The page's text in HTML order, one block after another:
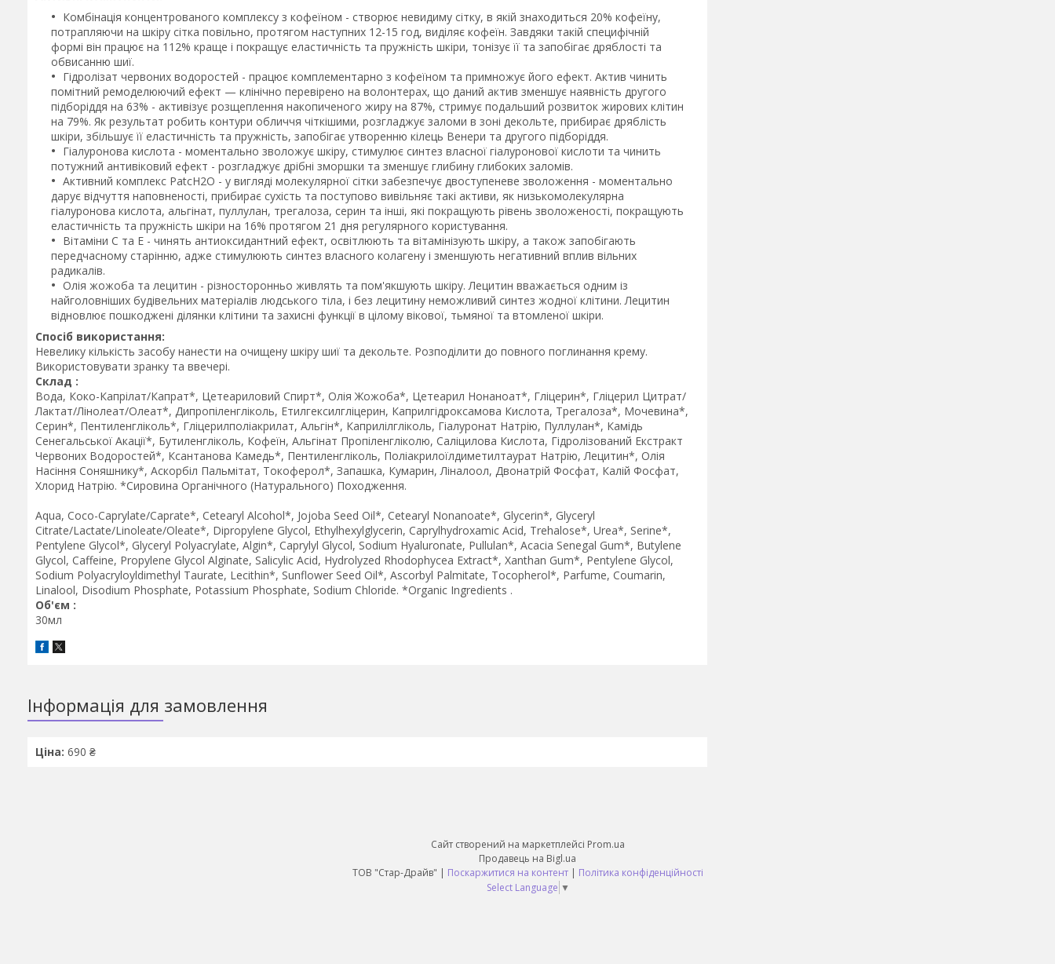
Комбінація концентрованого комплексу з кофеїном - створює невидиму сітку, в якій знаходиться 20% кофеїну,
потрапляючи на шкіру сітка повільно, протягом наступних 12-15 год, виділяє кофеїн. Завдяки такій специфічній
формі він працює на 112% краще і покращує еластичність та пружність шкіри, тонізує її та запобігає дряблості та
обвисанню шиї.
Гідролізат червоних водоростей - працює комплементарно з кофеїном та примножує його ефект. Актив чинить
помітний ремоделюючий ефект — клінічно перевірено на волонтерах, що даний актив зменшує наявність другого
підборіддя на 63% - активізує розщеплення накопиченого жиру на 87%, стримує подальший розвиток жирових клітин
на 79%. Як результат робить контури обличчя чіткішими, розгладжує заломи в зоні декольте, прибирає дряблість
шкіри, збільшує її еластичність та пружність, запобігає утворенню кілець Венери та другого підборіддя.
Гіалуронова кислота - моментально зволожує шкіру, стимулює синтез власної гіалуронової кислоти та чинить
потужний антивіковий ефект - розгладжує дрібні зморшки та зменшує глибину глибоких заломів.
Активний комплекс PatcH2O - у вигляді молекулярної сітки забезпечує двоступеневе зволоження - моментально
дарує відчуття наповненості, прибирає сухість та поступово вивільняє такі активи, як низькомолекулярна
гіалуронова кислота, альгінат, пуллулан, трегалоза, серин та інші, які покращують рівень зволоженості, покращують
еластичність та пружність шкіри на 16% протягом 21 дня регулярного користування.
Вітаміни С та Е - чинять антиоксидантний ефект, освітлюють та вітамінізують шкіру, а також запобігають
передчасному старінню, адже стимулюють синтез власного колагену і зменшують негативний вплив вільних
радикалів.
Олія жожоба та лецитин - різносторонньо живлять та пом'якшують шкіру. Лецитин вважається одним із
найголовніших будівельних матеріалів людського тіла, і без лецитину неможливий синтез жодної клітини. Лецитин
відновлює пошкоджені ділянки клітини та захисні функції в цілому вікової, тьмяної та втомленої шкіри.
Спосіб використання:
Невелику кількість засобу нанести на очищену шкіру шиї та декольте. Розподілити до повного поглинання крему.
Використовувати зранку та ввечері.
Склад :
Вода, Коко-Капрілат/Капрат*, Цетеариловий Спирт*, Олія Жожоба*, Цетеарил Нонаноат*, Гліцерин*, Гліцерил Цитрат/
Лактат/Лінолеат/Олеат*, Дипропіленгліколь, Етилгексилгліцерин, Каприлгідроксамова Кислота, Трегалоза*, Мочевина*,
Серин*, Пентиленгліколь*, Гліцерилполіакрилат, Альгін*, Каприлілгліколь, Гіалуронат Натрію, Пуллулан*, Камідь
Сенегальської Акації*, Бутиленгліколь, Кофеїн, Альгінат Пропіленгліколю, Саліцилова Кислота, Гідролізований Екстракт
Червоних Водоростей*, Ксантанова Камедь*, Пентиленгліколь, Поліакрилоїлдиметилтаурат Натрію, Лецитин*, Олія
Насіння Соняшнику*, Аскорбіл Пальмітат, Токоферол*, Запашка, Кумарин, Ліналоол, Двонатрій Фосфат, Калій Фосфат,
Хлорид Натрію. *Сировина Органічного (Натурального) Походження.
Aqua, Coco-Caprylate/Caprate*, Cetearyl Alcohol*, Jojoba Seed Oil*, Cetearyl Nonanoate*, Glycerin*, Glyceryl
Citrate/Lactate/Linoleate/Oleate*, Dipropylene Glycol, Ethylhexylglycerin, Caprylhydroxamic Acid, Trehalose*, Urea*, Serine*,
Pentylene Glycol*, Glyceryl Polyacrylate, Algin*, Caprylyl Glycol, Sodium Hyaluronate, Pullulan*, Acacia Senegal Gum*, Butylene
Glycol, Caffeine, Propylene Glycol Alginate, Salicylic Acid, Нydrolyzed Rhodophycea Extract*, Xanthan Gum*, Pentylene Glycol,
Sodium Polyacryloyldimethyl Taurate, Lecithin*, Sunflower Seed Oil*, Ascorbyl Palmitate, Tocopherol*, Parfume, Coumarin,
Linalool, Disodium Phosphate, Potassium Phosphate, Sodium Chloride. *Organic Ingredients .
Об'єм :
30мл
Інформація для замовлення
Ціна: 690 ₴
Сайт створений на маркетплейсі Prom.ua
Продавець на Bigl.ua
ТОВ "Стар-Драйв" | Поскаржитися на контент | Політика конфіденційності
Select Language ▼